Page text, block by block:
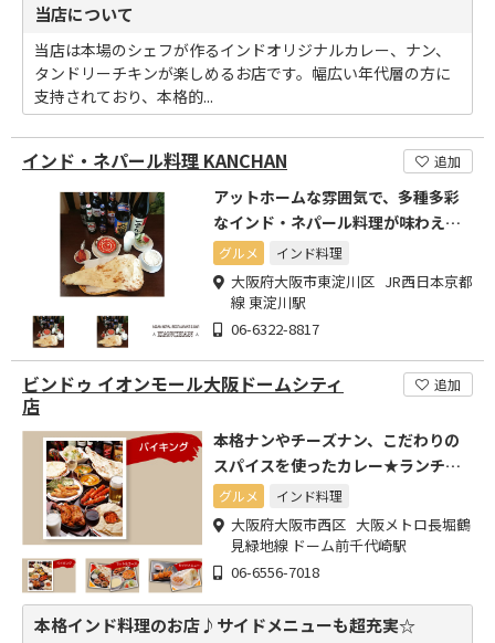
当店について
当店は本場のシェフが作るインドオリジナルカレー、ナン、
タンドリーチキンが楽しめるお店です。幅広い年代層の方に
支持されており、本格的...
インド・ネパール料理 KANCHAN 追加
アットホームな雰囲気で、多種多彩
なインド・ネパール料理が味わえま
す。 お酒も一緒にどうぞ!
グルメ インド料理
大阪府大阪市東淀川区 JR西日本京都
線 東淀川駅
06-6322-8817
ビンドゥ イオンモール大阪ドームシティ
店
追加
本格ナンやチーズナン、こだわりの
スパイスを使ったカレー★ランチメ
ニューも豊富♪
グルメ インド料理
大阪府大阪市西区 大阪メトロ長堀鶴
見緑地線 ドーム前千代崎駅
06-6556-7018
本格インド料理のお店♪サイドメニューも超充実☆